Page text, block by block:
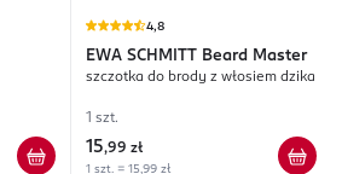
4,8
EWA SCHMITT Beard Master
szczotka do brody z włosiem dzika
1 szt.
15,99 zł
1 szt. = 15,99 zł